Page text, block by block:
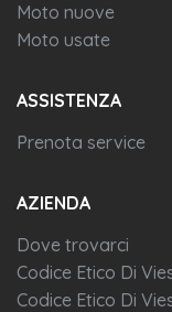
Moto nuove
Moto usate
ASSISTENZA
Prenota service
AZIENDA
Dove trovarci
Codice Etico Di
Codice Etico Di